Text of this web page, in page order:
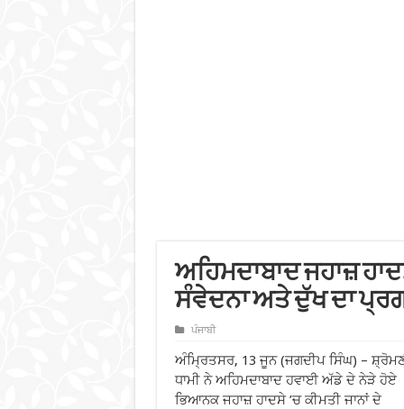
ਅਹਿਮਦਾਬਾਦ ਜਹਾਜ਼
ਸੰਵੇਦਨਾ ਅਤੇ ਦੁੱਖ ਦਾ
ਪੰਜਾਬੀ
ਅੰਮ੍ਰਿਤਸਰ, 13 ਜੂਨ (ਜਗਦੀਪ ਸਿੰਘ) –
ਧਾਮੀ ਨੇ ਅਹਿਮਦਾਬਾਦ ਹਵਾਈ ਅੱਡੇ ਦੇਨੇੜੇ ਹੋਏ
ਭਿਆਨਕ ਜਹਾਜ਼ ਹਾਦਸੇ ’ਚ ਕੀਮਤੀ ਜਾਨਾਂ ਦੇ